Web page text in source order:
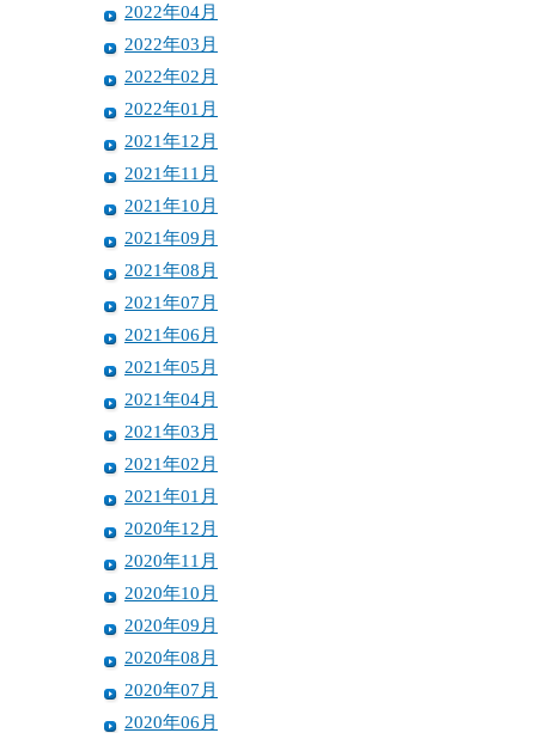
2022年04月
2022年03月
2022年02月
2022年01月
2021年12月
2021年11月
2021年10月
2021年09月
2021年08月
2021年07月
2021年06月
2021年05月
2021年04月
2021年03月
2021年02月
2021年01月
2020年12月
2020年11月
2020年10月
2020年09月
2020年08月
2020年07月
2020年06月